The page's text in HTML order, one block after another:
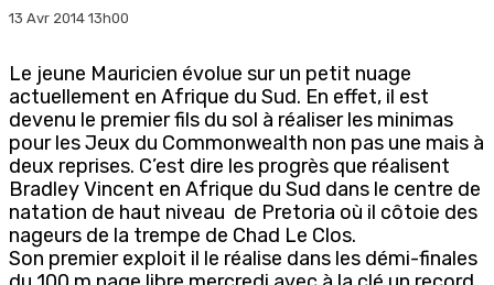
13 Avr 2014 13h00
Le jeune Mauricien évolue sur un petit nuage
actuellement en Afrique du Sud. En effet, il est
devenu le premier fils du sol à réaliser les minimas
pour les Jeux du Commonwealth non pas une mais à
deux reprises. C’est dire les progrès que réalisent
Bradley Vincent en Afrique du Sud dans le centre de
natation de haut niveau de Pretoria où il côtoie des
nageurs de la trempe de Chad Le Clos.
Son premier exploit il le réalise dans les démi-finales